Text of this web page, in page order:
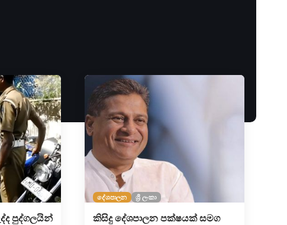
පුද්ගලයින්
දේශපාලන ශ්‍රී ලංකා
කිසිදු දේශපාලන පක්ෂයක් සමග